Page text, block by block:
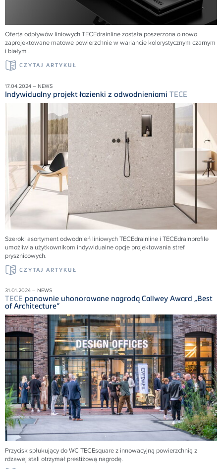
Oferta odpływów liniowychTECEdrainline została poszerzona o nowo
zaprojektowane matowe powierzchnie w wariancie kolorystycznym czarnym
i białym .
CZYTAJ ARTYKUŁ
17.04.2024 – NEWS
Indywidualny projekt łazienki z odwodnieniami TECE
Szeroki asortyment odwodnień liniowychTECEdrainline i TECEdrainprofile
umożliwia użytkownikom indywidualne opcje projektowania stref
prysznicowych.
CZYTAJ ARTYKUŁ
31.01.2024 – NEWS
TECE ponownie uhonorowane nagrodą Callwey Award „Best
of Architecture“
Przycisk spłukujący do WC TECEsquare z innowacyjną powierzchnią z
rdzawej stali otrzymał prestiżową nagrodę.